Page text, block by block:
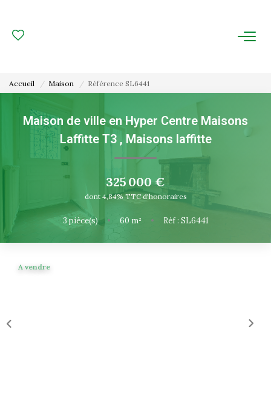
FAIRE GÉRER
Gestion De Copropriété
NOUS CONNAITRE
Accueil Maison Référence SL6441
Maison de ville en Hyper Centre Maisons
Laffitte T3 , Maisons laffitte
325 000 €
dont 4,84% TTC d'honoraires
3 pièce(s) • 60 m² • Réf : SL6441
A vendre